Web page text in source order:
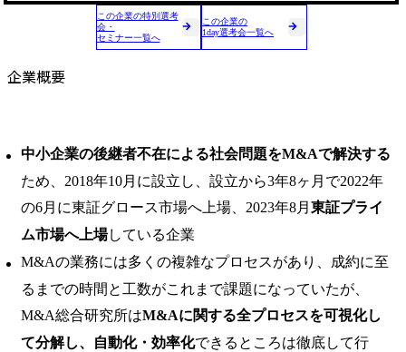
この企業の特別選考
会・
セミナー一覧へ
この企業の
1day選考会一覧へ
企業概要
中小企業の後継者不在による社会問題をM&Aで解決する
ため、2018年10月に設立し、設立から3年8ヶ月で2022年
の6月に東証グロース市場へ上場、2023年8月 東証プライ
ム市場へ上場している企業
M&Aの業務には多くの複雑なプロセスがあり、成約に至
るまでの時間と工数がこれまで課題になっていたが、
M&A総合研究所はM&Aに関する全プロセスを可視化し
て分解し、自動化・効率化できるところは徹底して行